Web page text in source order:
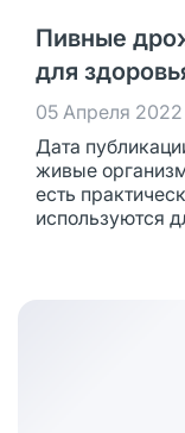
Пивные
для
05 Апреля 2022
Дата
живые
есть
используются